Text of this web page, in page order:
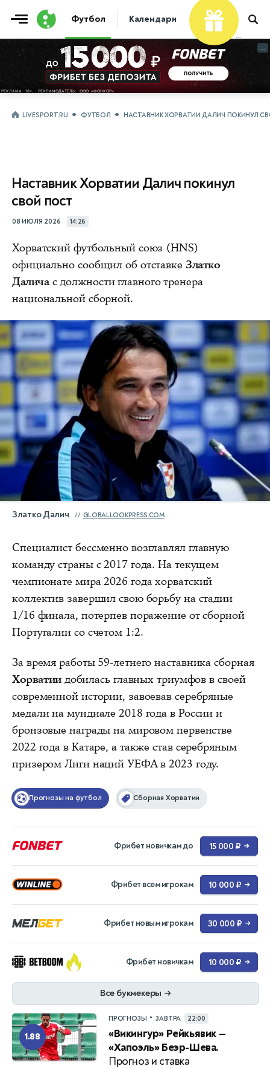
Футбол Календари Таблицы Матчи
...
...
LIVESPORT.RU ФУТБОЛ НАСТАВНИК ХОРВАТИИ ДАЛИЧ ПОКИНУЛ
Наставник Хорватии Далич покинул
свой пост
08 ИЮЛЯ 2026 14:26
Хорватский футбольный союз (HNS)
официально сообщил об отставке Златко
Даличас должности главного тренера
национальной сборной.
Златко Далич GLOBALLOOKPRESS.COM
Специалист бессменно возглавлял главную
команду страны с 2017 года. На текущем
чемпионате мира 2026 года хорватский
коллектив завершил свою борьбу на стадии
1/16 финала, потерпев поражение от сборной
Португалии со счетом 1:2.
За время работы 59-летнего наставника сборная
Хорватиидобилась главных триумфов в своей
современной истории, завоевав серебряные
медали на мундиале 2018 года в России и
бронзовые награды на мировом первенстве
2022 года в Катаре, а также став серебряным
призером Лиги наций УЕФА в 2023 году.
Прогнозы на футбол Сборная Хорватии
Фрибет новичкам до 15 000 ₽ →
Фрибет всем игрокам 10 000 ₽ →
Фрибет новым игрокам 30 000 ₽ →
Фрибет новичкам 10 000 ₽ →
Все букмекеры →
1.88
ПРОГНОЗЫ • ЗАВТРА 22:00
«Викингур» Рейкьявик —
«Хапоэль» Беэр-Шева.
Прогноз и ставка